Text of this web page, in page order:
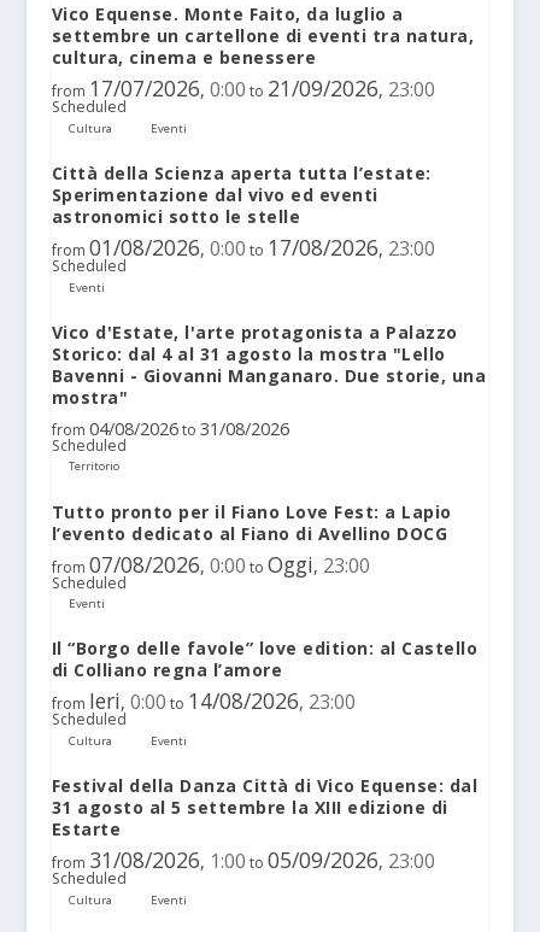
Vico Equense. Monte Faito, da luglio a
settembre un cartellone di eventi tra natura,
cultura, cinema e benessere
from 17/07/2026, 0:00 to 21/09/2026, 23:00
Scheduled
Cultura Eventi
Città della Scienza aperta tutta l’estate:
Sperimentazione dal vivo ed eventi
astronomici sotto le stelle
from 01/08/2026, 0:00 to 17/08/2026, 23:00
Scheduled
Eventi
Vico d'Estate, l'arte protagonista a Palazzo
Storico: dal 4 al 31 agosto la mostra "Lello
Bavenni - Giovanni Manganaro. Due storie, una
mostra"
from 04/08/2026 to 31/08/2026
Scheduled
Territorio
Tutto pronto per il Fiano Love Fest: a Lapio
l’evento dedicato al Fiano di Avellino DOCG
from 07/08/2026, 0:00 to Oggi, 23:00
Scheduled
Eventi
Il “Borgo delle favole” love edition: al Castello
di Colliano regna l’amore
from Ieri, 0:00 to 14/08/2026, 23:00
Scheduled
Cultura Eventi
Festival della Danza Città di Vico Equense: dal
31 agosto al 5 settembre la XIII edizione di
Estarte
from 31/08/2026, 1:00 to 05/09/2026, 23:00
Scheduled
Cultura Eventi